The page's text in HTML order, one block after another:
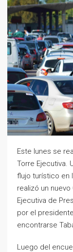
Este lunes se
Torre Ejecutiva.
flujo turístico en
realizó un
Ejecutiva de
por el
encontrarse
Luego del